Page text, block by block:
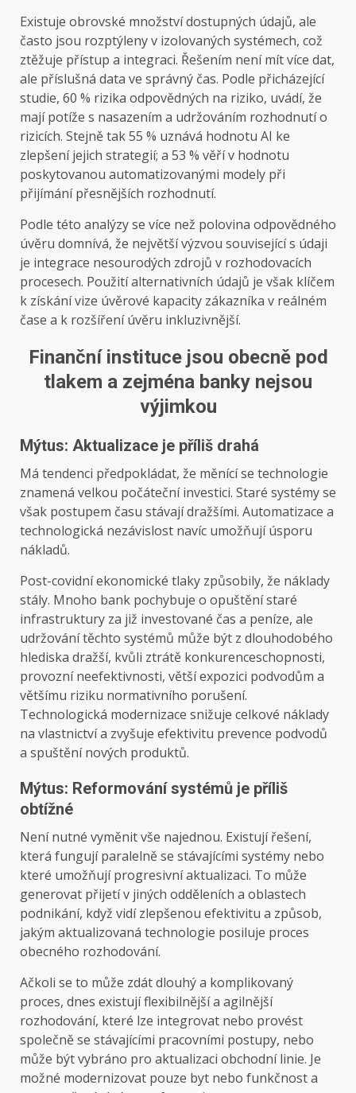
Existuje obrovské množství dostupných údajů, ale
často jsou rozptýleny v izolovaných systémech, což
ztěžuje přístup a integraci. Řešením není mít více dat,
ale příslušná data ve správný čas. Podle přicházející
studie, 60 % rizika odpovědných na riziko, uvádí, že
mají potíže s nasazením a udržováním rozhodnutí o
rizicích. Stejně tak 55 % uznává hodnotu AI ke
zlepšení jejich strategií; a 53 % věří v hodnotu
poskytovanou automatizovanými modely při
přijímání přesnějších rozhodnutí.
Podle této analýzy se více než polovina odpovědného
úvěru domnívá, že největší výzvou související s údaji
je integrace nesourodých zdrojů v rozhodovacích
procesech. Použití alternativních údajů je však klíčem
k získání vize úvěrové kapacity zákazníka v reálném
čase a k rozšíření úvěru inkluzivnější.
Finanční instituce jsou obecně pod
tlakem a zejména banky nejsou
výjimkou
Mýtus: Aktualizace je příliš drahá
Má tendenci předpokládat, že měnící se technologie
znamená velkou počáteční investici. Staré systémy se
však postupem času stávají dražšími. Automatizace a
technologická nezávislost navíc umožňují úsporu
nákladů.
Post-covidní ekonomické tlaky způsobily, že náklady
stály. Mnoho bank pochybuje o opuštění staré
infrastruktury za již investované čas a peníze, ale
udržování těchto systémů může být z dlouhodobého
hlediska dražší, kvůli ztrátě konkurenceschopnosti,
provozní neefektivnosti, větší expozici podvodům a
většímu riziku normativního porušení.
Technologická modernizace snižuje celkové náklady
na vlastnictví a zvyšuje efektivitu prevence podvodů
a spuštění nových produktů.
Mýtus: Reformování systémů je příliš
obtížné
Není nutné vyměnit vše najednou. Existují řešení,
která fungují paralelně se stávajícími systémy nebo
které umožňují progresivní aktualizaci. To může
generovat přijetí v jiných odděleních a oblastech
podnikání, když vidí zlepšenou efektivitu a způsob,
jakým aktualizovaná technologie posiluje proces
obecného rozhodování.
Ačkoli se to může zdát dlouhý a komplikovaný
proces, dnes existují flexibilnější a agilnější
rozhodování, které lze integrovat nebo provést
společně se stávajícími pracovními postupy, nebo
může být vybráno pro aktualizaci obchodní linie. Je
možné modernizovat pouze byt nebo funkčnost a